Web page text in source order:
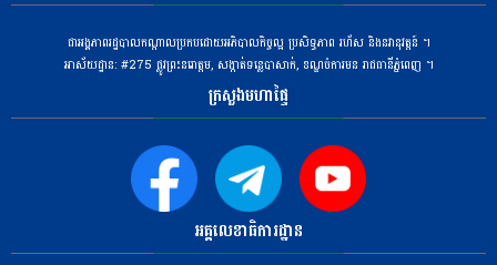
ជាអង្គភាពរដ្ឋបាលកណ្តាលប្រកបដោយអភិបាលកិច្ចល្អ ប្រសិទ្ធភាព រហ័ស និងនវានុវត្តន៍ ។
អាស័យដ្ឋាន: #275 ​ផ្លូវព្រះនរោត្តម, សង្កាត់ទន្លេបាសាក់, ខណ្ឌចំការមន រាជធានីភ្នំពេញ ។
ក្រសួងមហាផ្ទៃ
អគ្គលេខាធិការដ្ឋាន